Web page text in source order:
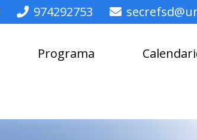
974292753
Programa